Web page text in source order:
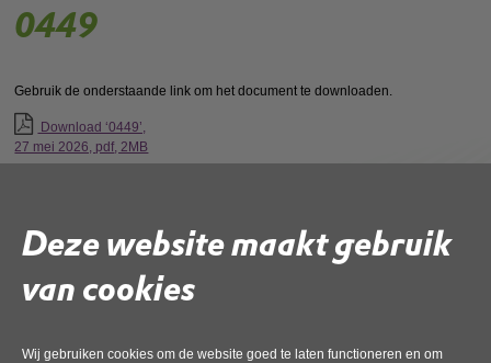
Deze website maakt gebruik
van cookies
Wij gebruiken cookies om de website goed te laten functioneren en om
0449
Gebruik de onderstaande link om het document te downloaden.
Download ‘0449’,
27 mei 2026, pdf, 2MB